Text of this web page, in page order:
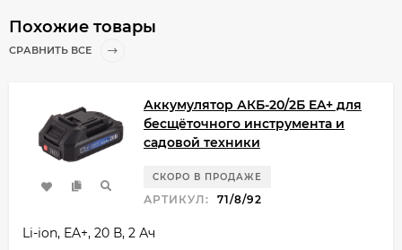
Похожие товары
СРАВНИТЬ ВСЕ
Аккумулятор АКБ-20/2Б EA+ для
бесщёточного инструмента и
садовой техники
СКОРО В ПРОДАЖЕ
АРТИКУЛ: 71/8/92
Li-ion, EA+, 20 В, 2 Ач